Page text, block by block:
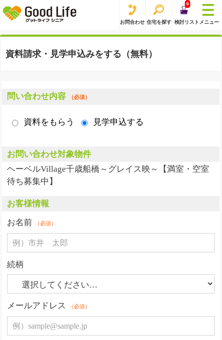
お問合わせ 住宅を探す
0
検討リスト メニュー
資料請求・見学申込みをする（無料）
問い合わせ内容 （必須）
資料をもらう 見学申込する
お問い合わせ対象物件
ヘーベルVillage千歳船橋～グレイス映～【満室・空室
待ち募集中】
お客様情報
お名前
（必須）
続柄
メールアドレス （必須）